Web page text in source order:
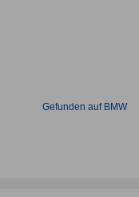
Gefunden auf BMW